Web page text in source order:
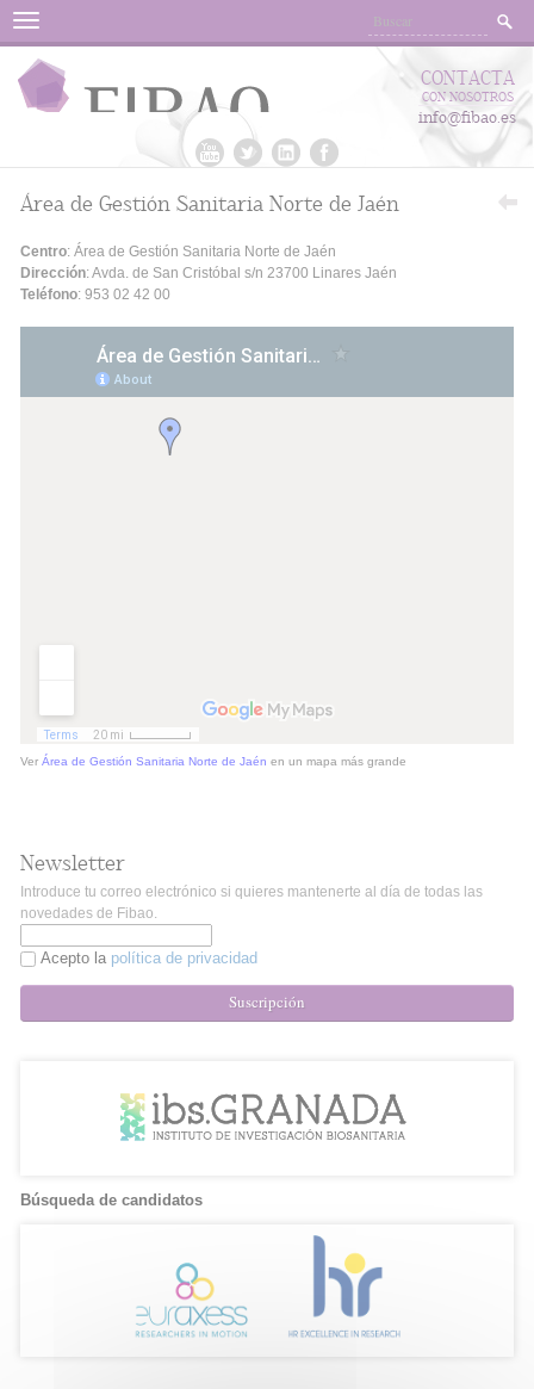
Menu
CONTACTA
CON NOSOTROS
info@fibao.es
Área de Gestión Sanitaria Norte de Jaén
Centro: Área de Gestión Sanitaria Norte de Jaén
Dirección: Avda. de San Cristóbal s/n 23700 Linares Jaén
Teléfono: 953 02 42 00
Ver Área de Gestión Sanitaria Norte de Jaén en un mapa más grande
Newsletter
Introduce tu correo electrónico si quieres mantenerte al día de todas las
novedades de Fibao.
Acepto la política de privacidad
Suscripción
Búsqueda de candidatos